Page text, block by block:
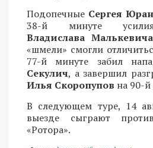
Подопечные Сергея
38-й минуте
Владислава Малькевича
«шмели» смогли
77-й минуте забил
Секулич, а завершил
Илья Скоропупов на 90-
В следующем туре, 14
выезде сыграют
«Ротора».